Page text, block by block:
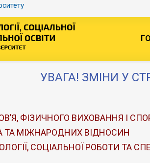
УВАГА! ЗМІНИ У
ФІЗИЧНОГО ВИХОВАННЯ І
ТА МІЖНАРОДНИХ ВІДНОСИН
СОЦІАЛЬНОЇ РОБОТИ ТА